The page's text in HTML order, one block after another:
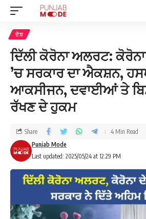
ਦੇਸ਼
ਦਿੱਲੀ ਕੋਰੋਨਾ ਅਲਰਟ:
’ਚ ਸਰਕਾਰ ਦਾ ਐਕਸ਼ਨ,
ਆਕਸੀਜਨ, ਦਵਾਈਆਂ ਤੇ
ਰੱਖਣ ਦੇ ਹੁਕਮ
Last updated: 2025/05/24 at 12:29 PM
Punjab Mode
Share 4 Min Read